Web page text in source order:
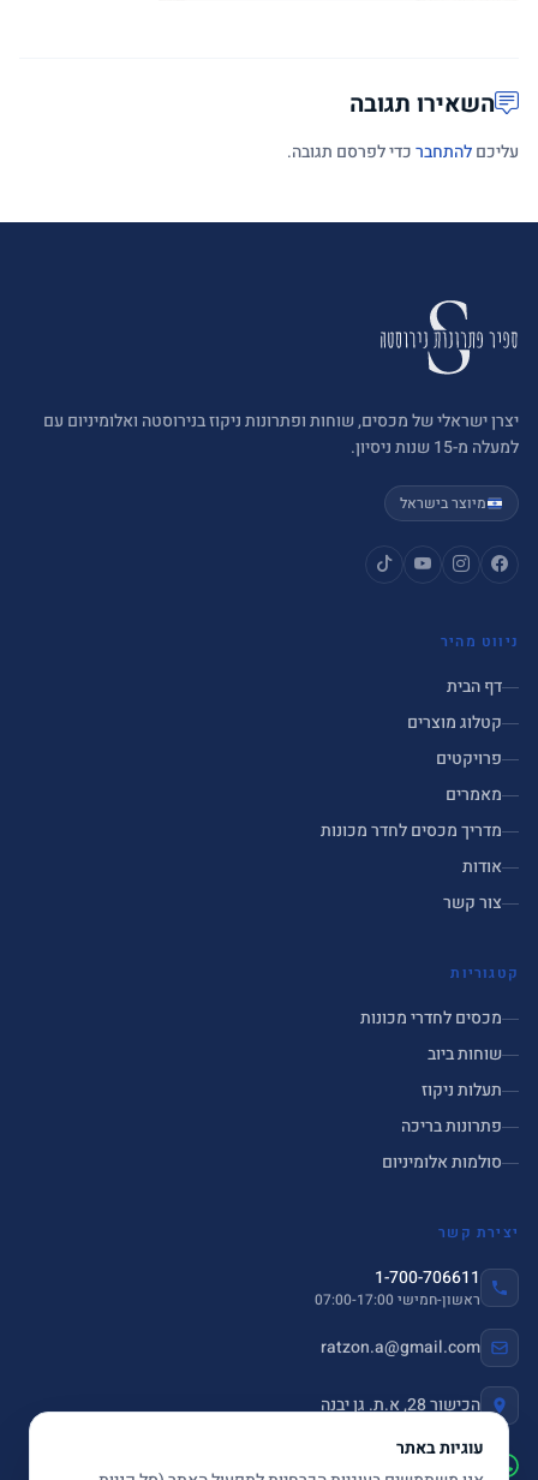
עוגיות באתר
השאירו תגובה
עליכםלהתחברכדי לפרסם תגובה.
יצרן ישראלי של מכסים, שוחות ופתרונות ניקוז בנירוסטה ואלומיניום עם
למעלה מ-15 שנות ניסיון.
מיוצר בישראל
ניווט מהיר
דף הבית
קטלוג מוצרים
פרויקטים
מאמרים
מדריך מכסים לחדר מכונות
אודות
צור קשר
קטגוריות
מכסים לחדרי מכונות
שוחות ביוב
תעלות ניקוז
פתרונות בריכה
סולמות אלומיניום
יצירת קשר
1-700-706611
ראשון-חמישי 07:00-17:00
ratzon.a@gmail.com
הכישור 28, א.ת. גן יבנה